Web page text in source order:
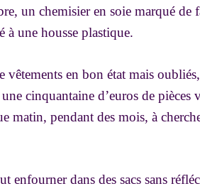
un chemisier en soie marqué de
une housse plastique.
en bon état mais
cinquantaine d’euros de pièces
matin, pendant des mois, à
dans des sacs sans